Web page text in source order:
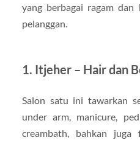
yang berbagai ragam dan
pelanggan.
1. Itjeher – Hair dan
Salon satu ini tawarkan
under arm, manicure,
creambath, bahkan juga